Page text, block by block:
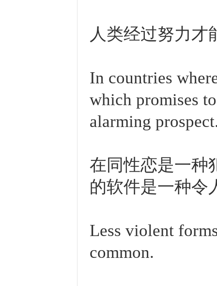
人类经过努力才
In countries
which promises
alarming
在同性恋是一种
的软件是一种令
Less violent
common.